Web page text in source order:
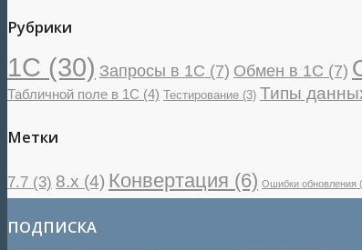
Рубрики
1С (30) Запросы в 1С (7) Обмен в 1С (7)
Табличной поле в 1С (4) Тестирование (3) Типы
Метки
7.7 (3) 8.x (4) Конвертация (6) Ошибки обновления
ПОДПИСКА